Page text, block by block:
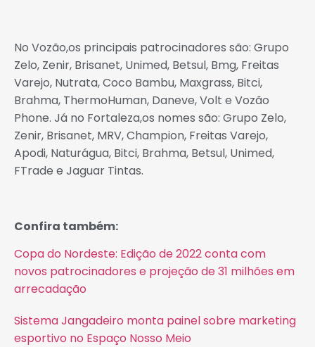
No Vozão,os principais patrocinadores são: Grupo
Zelo, Zenir, Brisanet, Unimed, Betsul, Bmg, Freitas
Varejo, Nutrata, Coco Bambu, Maxgrass, Bitci,
Brahma, ThermoHuman, Daneve, Volt e Vozão
Phone. Já no Fortaleza,os nomes são: Grupo Zelo,
Zenir, Brisanet, MRV, Champion, Freitas Varejo,
Apodi, Naturágua, Bitci, Brahma, Betsul, Unimed,
FTrade e Jaguar Tintas.
Confira também:
Copa do Nordeste: Edição de 2022 conta com
novos patrocinadores e projeção de 31 milhões em
arrecadação
Sistema Jangadeiro monta painel sobre marketing
esportivo no Espaço Nosso Meio